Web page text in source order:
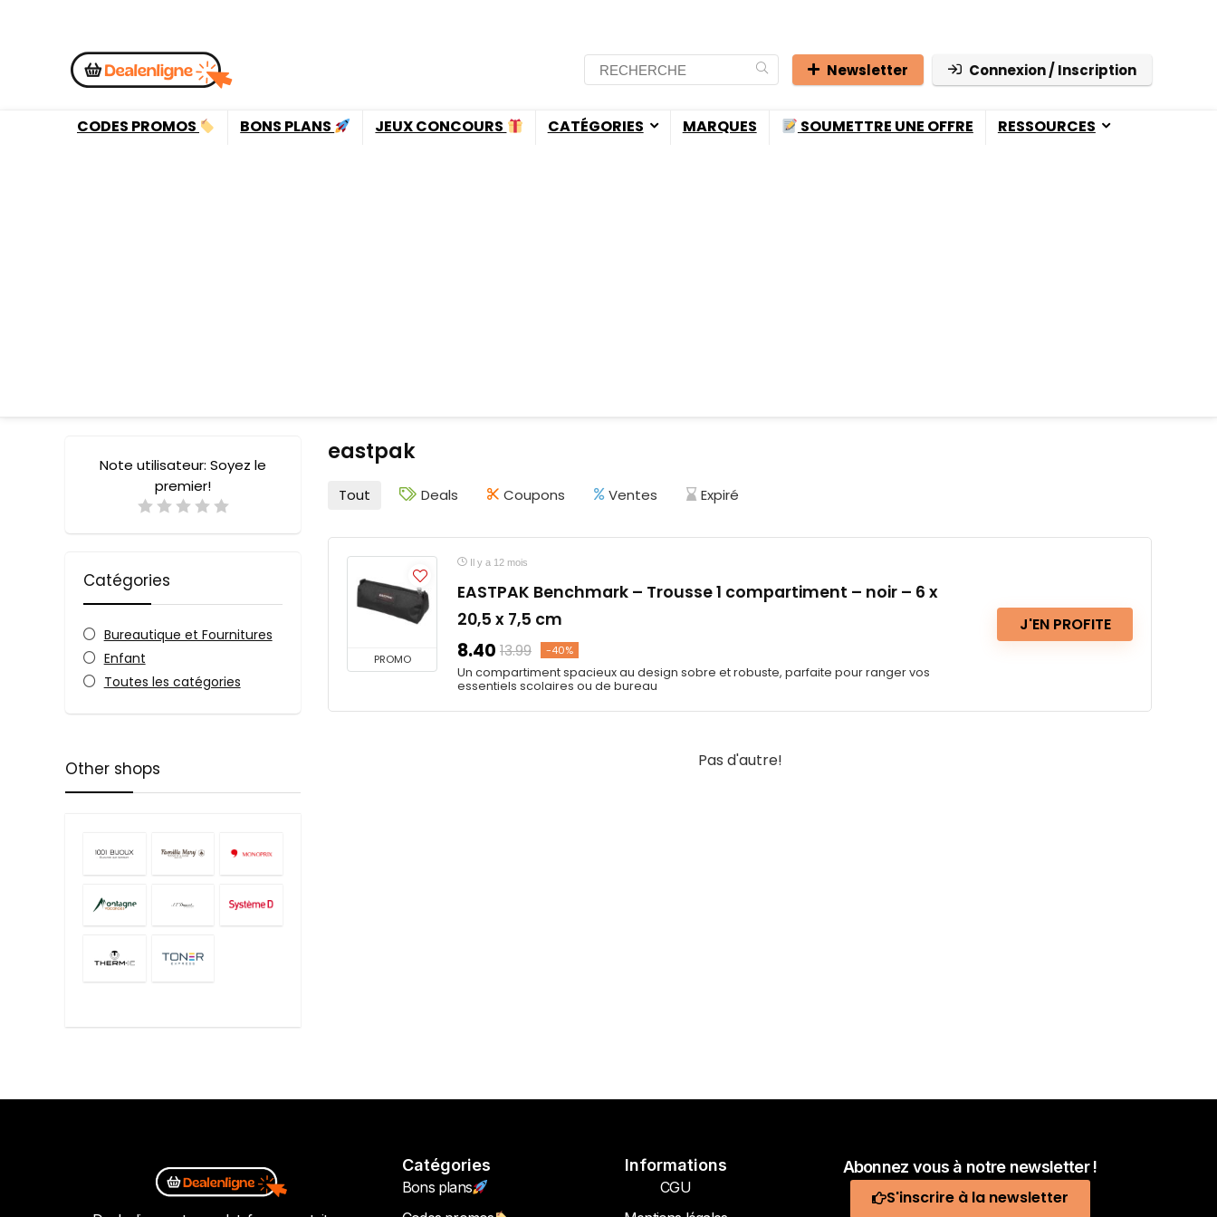
Newsletter Connexion / Inscription
CODES PROMOS BONS PLANS JEUX CONCOURS CATÉGORIES MARQUES SOUMETTRE UNE OFFRE RESSOURCES
eastpak
Note utilisateur: Soyez le
premier!
Catégories
Bureautique et Fournitures
Enfant
Toutes les catégories
Tout Deals Coupons Ventes Expiré
PROMO
Il y a 12 mois
EASTPAK Benchmark – Trousse 1 compartiment – noir – 6 x
20,5 x 7,5 cm
8.40 13.99 -40%
Un compartiment spacieux au design sobre et robuste, parfaite pour ranger vos
essentiels scolaires ou de bureau
J'EN PROFITE
Pas d'autre!
Other shops
Catégories
Bons plans
Informations
CGU
Abonnez vous à notre newsletter !
S'inscrire à la newsletter